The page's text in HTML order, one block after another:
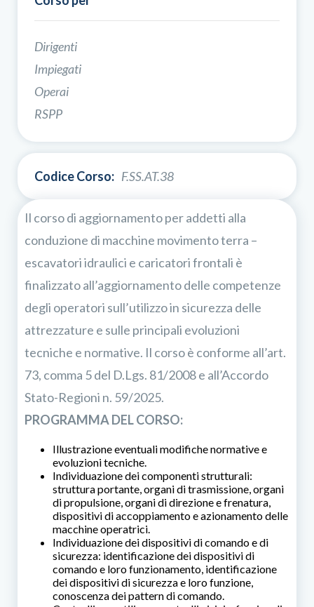
Dirigenti
Impiegati
Operai
RSPP
Codice Corso: F.SS.AT.38
Il corso di aggiornamento per addetti alla
conduzione di macchine movimento terra –
escavatori idraulici e caricatori frontali è
finalizzato all’aggiornamento delle competenze
degli operatori sull’utilizzo in sicurezza delle
attrezzature e sulle principali evoluzioni
tecniche e normative. Il corso è conforme all’art.
73, comma 5 del D.Lgs. 81/2008 e all’Accordo
Stato-Regioni n. 59/2025.
PROGRAMMA DEL CORSO:
Illustrazione eventuali modifiche normative e
evoluzioni tecniche.
Individuazione dei componenti strutturali:
struttura portante, organi di trasmissione, organi
di propulsione, organi di direzione e frenatura,
dispositivi di accoppiamento e azionamento delle
macchine operatrici.
Individuazione dei dispositivi di comando e di
sicurezza: identificazione dei dispositivi di
comando e loro funzionamento, identificazione
dei dispositivi di sicurezza e loro funzione,
conoscenza dei pattern di comando.